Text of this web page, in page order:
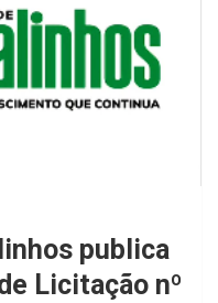
publica
Licitação nº